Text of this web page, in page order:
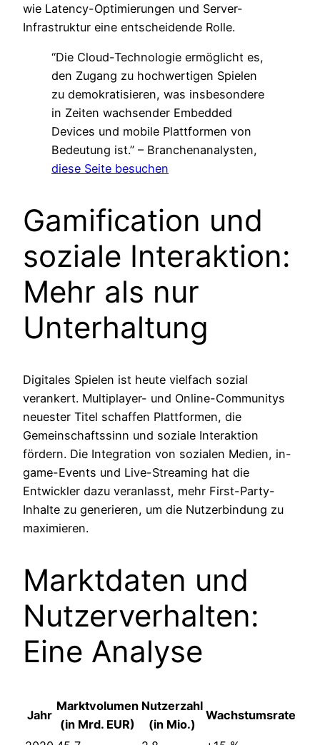
wie Latency-Optimierungen und Server-
Infrastruktur eine entscheidende Rolle.
“Die Cloud-Technologie ermöglicht es,
den Zugang zu hochwertigen Spielen
zu demokratisieren, was insbesondere
in Zeiten wachsender Embedded
Devices und mobile Plattformen von
Bedeutung ist.” – Branchenanalysten,
diese Seite besuchen
Gamification und
soziale Interaktion:
Mehr als nur
Unterhaltung
Digitales Spielen ist heute vielfach sozial
verankert. Multiplayer- und Online-Communitys
neuester Titel schaffen Plattformen, die
Gemeinschaftssinn und soziale Interaktion
fördern. Die Integration von sozialen Medien, in-
game-Events und Live-Streaming hat die
Entwickler dazu veranlasst, mehr First-Party-
Inhalte zu generieren, um die Nutzerbindung zu
maximieren.
Marktdaten und
Nutzerverhalten:
Eine Analyse
Jahr
Marktvolumen
(in Mrd. EUR)
Nutzerzahl
(in Mio.)
Wachstumsrate